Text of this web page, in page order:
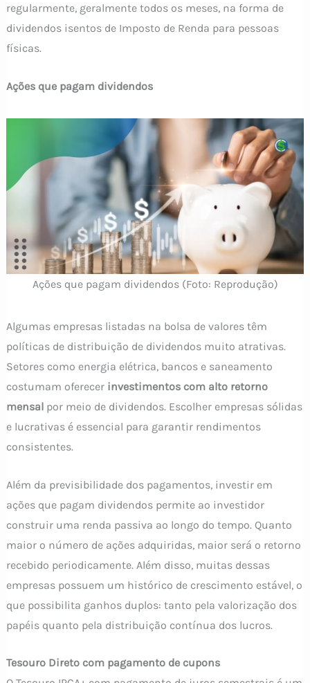
regularmente, geralmente todos os meses, na forma de
dividendos isentos de Imposto de Renda para pessoas
físicas.
Ações que pagam dividendos
Ações que pagam dividendos (Foto: Reprodução)
Algumas empresas listadas na bolsa de valores têm
políticas de distribuição de dividendos muito atrativas.
Setores como energia elétrica, bancos e saneamento
costumam oferecer investimentos com alto retorno
mensalpor meio de dividendos. Escolher empresas sólidas
e lucrativas é essencial para garantir rendimentos
consistentes.
Além da previsibilidade dos pagamentos, investir em
ações que pagam dividendos permite ao investidor
construir uma renda passiva ao longo do tempo. Quanto
maior o número de ações adquiridas, maior será o retorno
recebido periodicamente. Além disso, muitas dessas
empresas possuem um histórico de crescimento estável, o
que possibilita ganhos duplos: tanto pela valorização dos
papéis quanto pela distribuição contínua dos lucros.
Tesouro Direto com pagamento de cupons